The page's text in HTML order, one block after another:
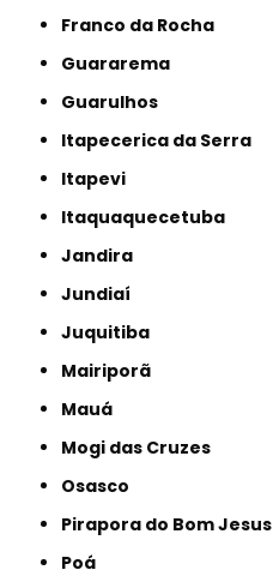
Franco da Rocha
Guararema
Guarulhos
Itapecerica da Serra
Itapevi
Itaquaquecetuba
Jandira
Jundiaí
Juquitiba
Mairiporã
Mauá
Mogi das Cruzes
Osasco
Pirapora do Bom Jesus
Poá